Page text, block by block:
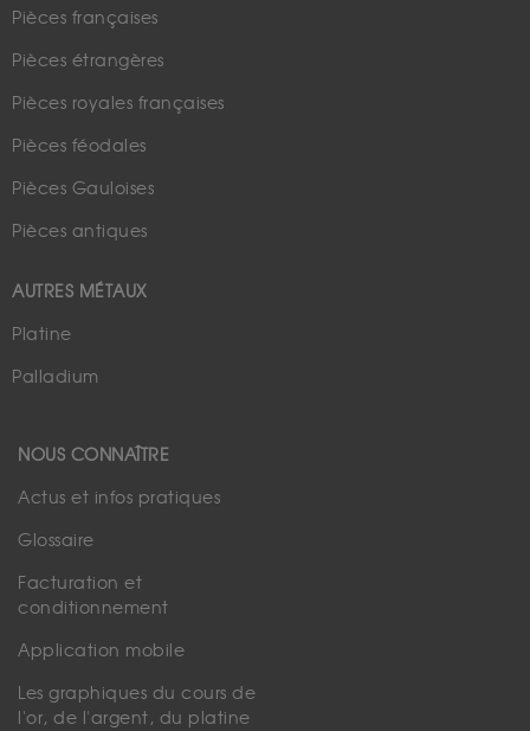
Pièces françaises
Pièces étrangères
Pièces royales françaises
Pièces féodales
Pièces Gauloises
Pièces antiques
AUTRES MÉTAUX
Platine
Palladium
NOUS CONNAÎTRE
Actus et infos pratiques
Glossaire
Facturation et
conditionnement
Application mobile
Les graphiques du cours de
l'or, de l'argent, du platine